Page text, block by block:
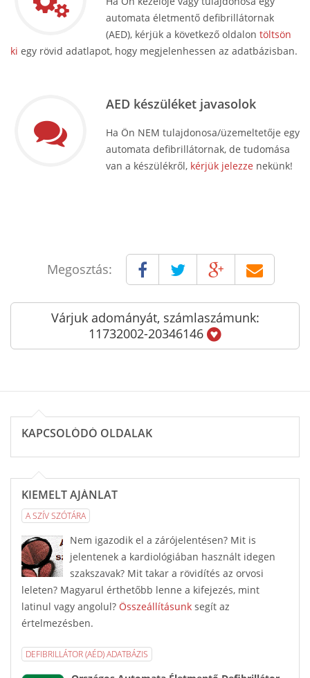
automata életmentő defibrillátornak
(AED), kérjük a következő oldalon töltsön
ki egy rövid adatlapot, hogy megjelenhessen az adatbázisban.
AED készüléket javasolok
Ha Ön NEM tulajdonosa/üzemeltetője egy
automata defibrillátornak, de tudomása
van a készülékről, kérjük jelezze nekünk!
Megosztás:
Várjuk adományát, számlaszámunk:
11732002-20346146
KAPCSOLÓDÓ OLDALAK
KIEMELT AJÁNLAT
A SZÍV SZÓTÁRA
Nem igazodik el a zárójelentésen? Mit is
jelentenek a kardiológiában használt idegen
szakszavak? Mit takar a rövidítés az orvosi
leleten? Magyarul érthetőbb lenne a kifejezés, mint
latinul vagy angolul? Összeállításunk segít az
értelmezésben.
DEFIBRILLÁTOR (AÉD) ADATBÁZIS